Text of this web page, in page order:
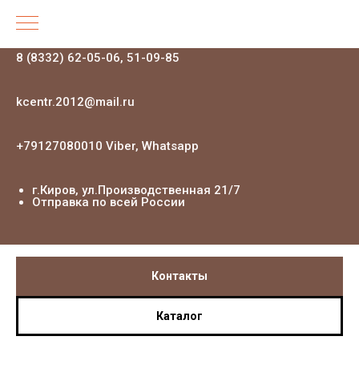
8 (8332) 62-05-06, 51-09-85
kcentr.2012@mail.ru
+79127080010 Viber, Whatsapp
г.Киров, ул.Производственная 21/7
Отправка по всей России
Контакты
Каталог